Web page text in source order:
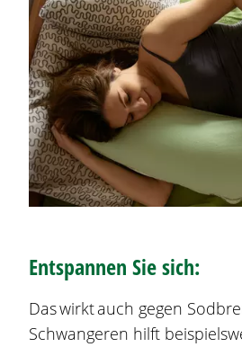
Entspannen Sie sich:
Das wirkt auch gegen
Schwangeren hilft